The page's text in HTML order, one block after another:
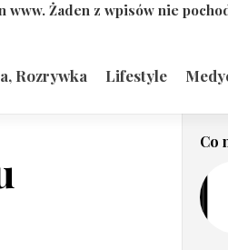
Żaden z wpisów nie
Rozrywka Lifestyle
Co